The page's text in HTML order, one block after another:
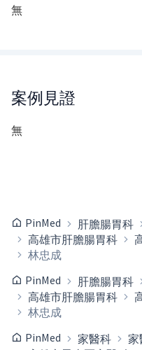
無
案例見證
無
PinMed 肝膽腸胃科
高雄市肝膽腸胃科
林忠成
PinMed
肝膽腸胃科
高雄市肝膽腸胃科
林忠成
PinMed
家醫科 家